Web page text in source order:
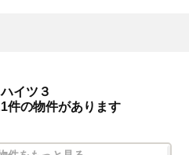
イツ３
件の物件があります